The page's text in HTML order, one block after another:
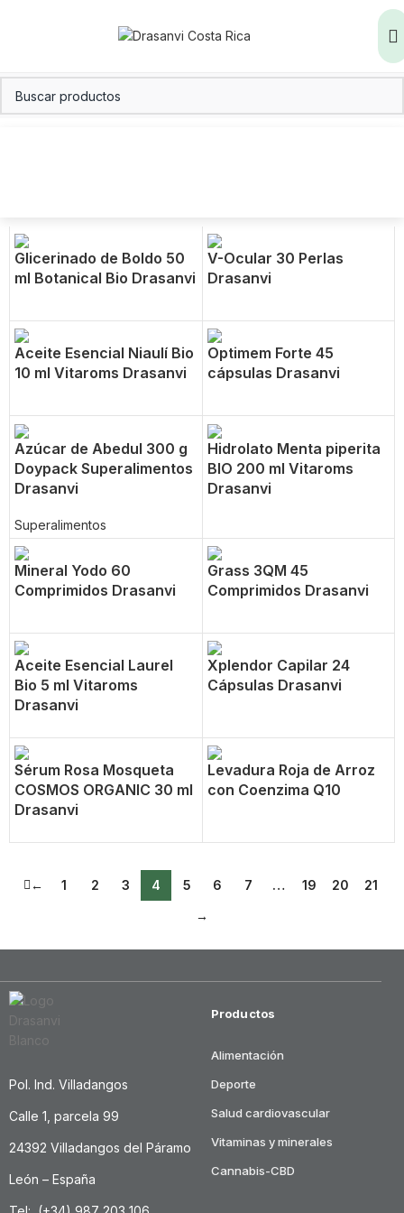
Glicerinado de Boldo 50
ml Botanical Bio Drasanvi
V-Ocular 30 Perlas
Drasanvi
Aceite Esencial Niaulí Bio
10 ml Vitaroms Drasanvi
Optimem Forte 45
cápsulas Drasanvi
Azúcar de Abedul 300 g
Doypack Superalimentos
Drasanvi
Superalimentos
Hidrolato Menta piperita
BIO 200 ml Vitaroms
Drasanvi
Mineral Yodo 60
Comprimidos Drasanvi
Grass 3QM 45
Comprimidos Drasanvi
Aceite Esencial Laurel
Bio 5 ml Vitaroms
Drasanvi
Xplendor Capilar 24
Cápsulas Drasanvi
Sérum Rosa Mosqueta
COSMOS ORGANIC 30 ml
Drasanvi
Levadura Roja de Arroz
con Coenzima Q10
← 1 2 3 4 5 6 7 … 19 20
21
→
Pol. Ind. Villadangos
Calle 1, parcela 99
24392 Villadangos del Páramo
León – España
Productos
Alimentación
Deporte
Salud cardiovascular
Vitaminas y minerales
Cannabis-CBD